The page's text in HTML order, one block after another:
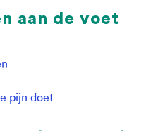
aan de voet
pijn doet